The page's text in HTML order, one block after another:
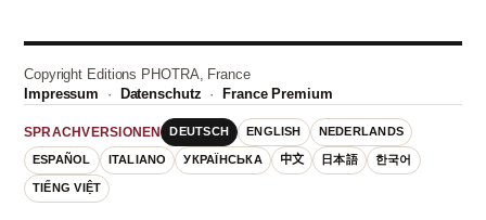
Copyright Editions PHOTRA, France
Impressum · Datenschutz · France Premium
SPRACHVERSIONEN DEUTSCH ENGLISH NEDERLANDS
ESPAÑOL ITALIANO УКРАЇНСЬКА 中文 日本語 한국어
TIẾNG VIỆT